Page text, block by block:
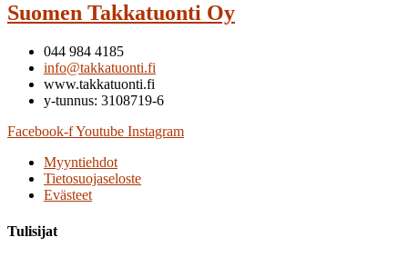
Suomen Takkatuonti Oy
044 984 4185
info@takkatuonti.fi
www.takkatuonti.fi
y-tunnus: 3108719-6
Facebook-fYoutube Instagram
Myyntiehdot
Tietosuojaseloste
Evästeet
Tulisijat